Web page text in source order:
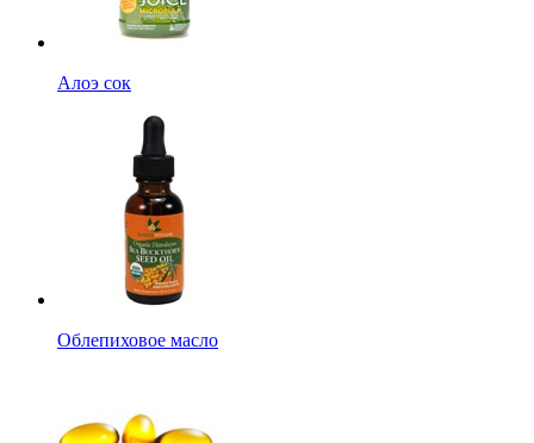
Алоэ сок
Облепиховое масло